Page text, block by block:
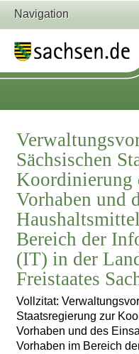
Navigation
Sächsischen
Koordinierung
Vorhaben und
Bereich der
(IT) in der
Freistaates
Vollzitat:
Staatsregierung zur
Vorhaben und des
Vorhaben im Bereich